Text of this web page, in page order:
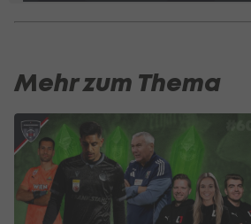
Mehr zum Thema